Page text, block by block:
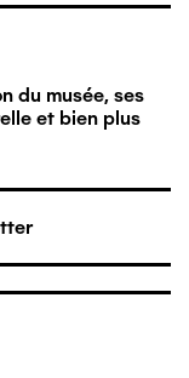
du musée, ses
et bien plus